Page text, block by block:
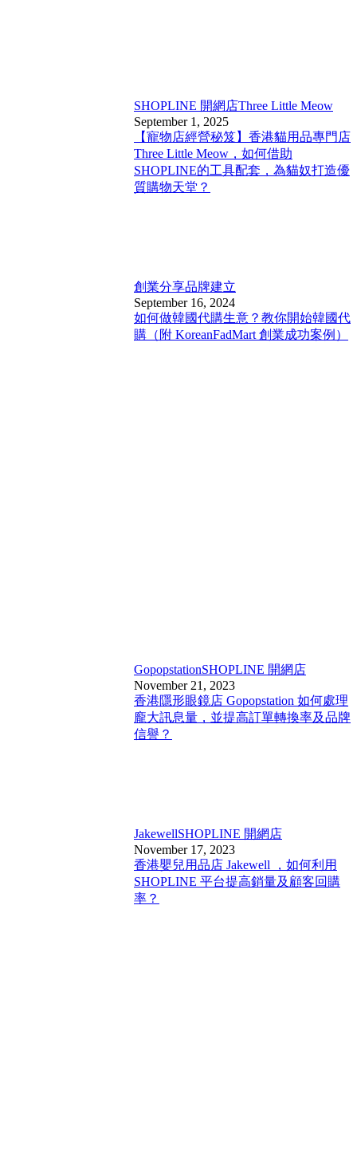
SHOPLINE 開網店Three Little Meow
September 1, 2025
【寵物店經營秘笈】香港貓用品專門店
Three Little Meow，如何借助
SHOPLINE的工具配套，為貓奴打造優
質購物天堂？
創業分享品牌建立
September 16, 2024
如何做韓國代購生意？教你開始韓國代
購（附 KoreanFadMart 創業成功案例）
GopopstationSHOPLINE 開網店
November 21, 2023
香港隱形眼鏡店 Gopopstation 如何處理
龐大訊息量，並提高訂單轉換率及品牌
信譽？
JakewellSHOPLINE 開網店
November 17, 2023
香港嬰兒用品店 Jakewell ，如何利用
SHOPLINE 平台提高銷量及顧客回購
率？